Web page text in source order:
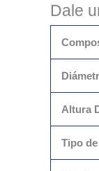
Dale
Altura
Tipo